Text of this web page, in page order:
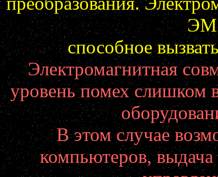
ЭМ
способное
Электромагнитная
уровень помех слишком
В этом случае
компьютеров,